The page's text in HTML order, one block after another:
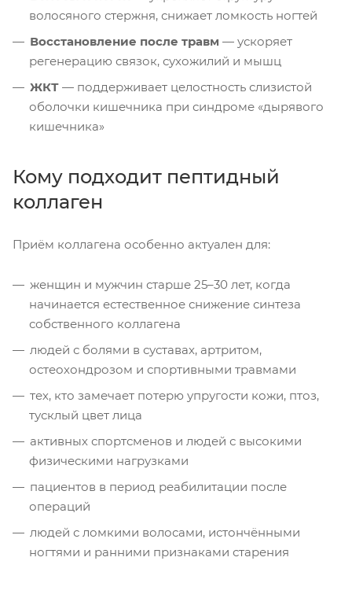
волосяного стержня, снижает ломкость ногтей
Восстановление после травм — ускоряет
регенерацию связок, сухожилий и мышц
ЖКТ — поддерживает целостность слизистой
оболочки кишечника при синдроме «дырявого
кишечника»
Кому подходит пептидный
коллаген
Приём коллагена особенно актуален для:
женщин и мужчин старше 25–30 лет, когда
начинается естественное снижение синтеза
собственного коллагена
людей с болями в суставах, артритом,
остеохондрозом и спортивными травмами
тех, кто замечает потерю упругости кожи, птоз,
тусклый цвет лица
активных спортсменов и людей с высокими
физическими нагрузками
пациентов в период реабилитации после
операций
людей с ломкими волосами, истончёнными
ногтями и ранними признаками старения